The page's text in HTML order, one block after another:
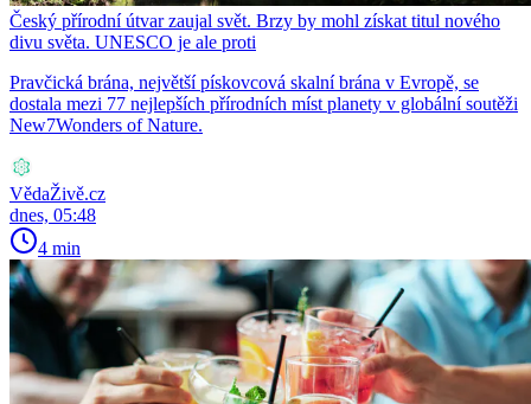
Český přírodní útvar zaujal svět. Brzy by mohl získat titul nového
divu světa. UNESCO je ale proti
Pravčická brána, největší pískovcová skalní brána v Evropě, se
dostala mezi 77 nejlepších přírodních míst planety v globální soutěži
New7Wonders of Nature.
VědaŽivě.cz
dnes, 05:48
4 min